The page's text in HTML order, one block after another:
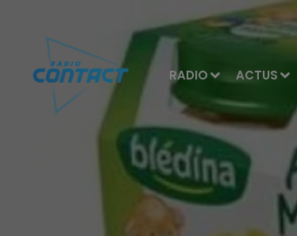
RADIO ACTUS